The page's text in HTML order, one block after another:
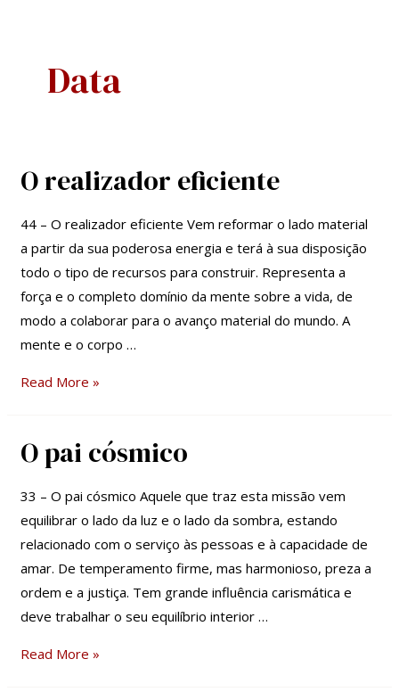
Data
O realizador eficiente
44 – O realizador eficiente Vem reformar o lado material
a partir da sua poderosa energia e terá à sua disposição
todo o tipo de recursos para construir. Representa a
força e o completo domínio da mente sobre a vida, de
modo a colaborar para o avanço material do mundo. A
mente e o corpo …
O
eficiente
Read More »
O pai cósmico
33 – O pai cósmico Aquele que traz esta missão vem
equilibrar o lado da luz e o lado da sombra, estando
relacionado com o serviço às pessoas e à capacidade de
amar. De temperamento firme, mas harmonioso, preza a
ordem e a justiça. Tem grande influência carismática e
deve trabalhar o seu equilíbrio interior …
O
cósmico
Read More »